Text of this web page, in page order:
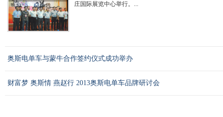
庄国际展览中心举行。...
奥斯电单车与蒙牛合作签约仪式成功举办
财富梦 奥斯情 燕赵行 2013奥斯电单车品牌研讨会